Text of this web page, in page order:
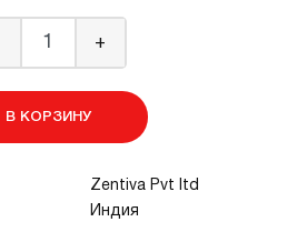
+
В КОРЗИНУ
Zentiva Pvt ltd
Индия